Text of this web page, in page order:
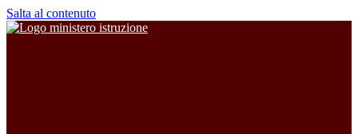
Salta al contenuto